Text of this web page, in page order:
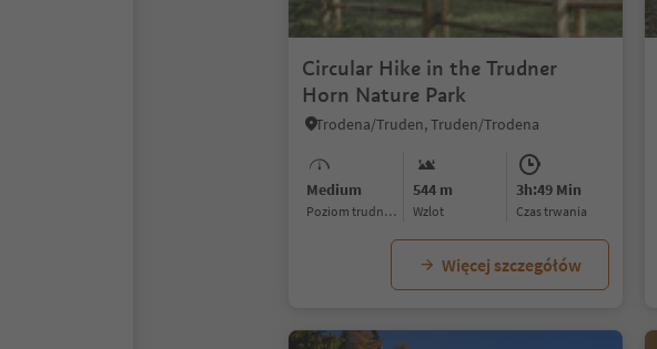
Circular Hike in the Trudner
Horn Nature Park
Trodena/Truden, Truden/Trodena
Medium
Poziom trudności
544 m
Wzlot
3h:49 Min
czas trwania
Więcej szczegółów